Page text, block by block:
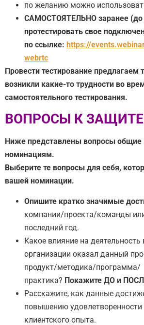
по желанию можно
САМОСТОЯТЕЛЬНО заранее (до
протестировать свое
по ссылке: https://
webrtc
Провести тестирование предлагаем
возникли какие-то трудности во
самостоятельного тестирования.
ВОПРОСЫ К
Ниже представлены вопросы общие
номинациям.
Выберите те вопросы для себя,
вашей номинации.
Опишите кратко значимые
компании/проекта/команды
последний год.
Какое влияние на деятельность
организации оказал данный
продукт/методика/программа/
практика? Покажите ДО и
Расскажите, как данные
повышению
клиентского опыта.